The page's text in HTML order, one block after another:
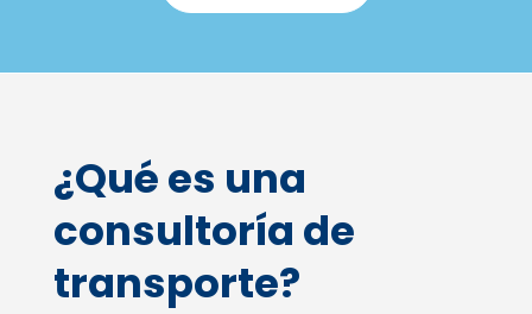
¿Qué es una
consultoría de
transporte?